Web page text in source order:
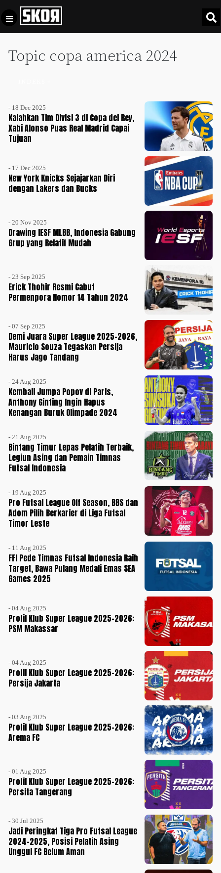
Topic copa america 2024
- 18 Dec 2025
Kalahkan Tim Divisi 3 di Copa del Rey,
Xabi Alonso Puas Real Madrid Capai
Tujuan
- 17 Dec 2025
New York Knicks Sejajarkan Diri
dengan Lakers dan Bucks
- 20 Nov 2025
Drawing IESF MLBB, Indonesia Gabung
Grup yang Relatif Mudah
- 23 Sep 2025
Erick Thohir Resmi Cabut
Permenpora Nomor 14 Tahun 2024
- 07 Sep 2025
Demi Juara Super League 2025-2026,
Mauricio Souza Tegaskan Persija
Harus Jago Tandang
- 24 Aug 2025
Kembali Jumpa Popov di Paris,
Anthony Ginting Ingin Hapus
Kenangan Buruk Olimpade 2024
- 21 Aug 2025
Bintang Timur Lepas Pelatih Terbaik,
Legiun Asing dan Pemain Timnas
Futsal Indonesia
- 19 Aug 2025
Pro Futsal League Off Season, BBS dan
Adom Pilih Berkarier di Liga Futsal
Timor Leste
- 11 Aug 2025
FFI Pede Timnas Futsal Indonesia Raih
Target, Bawa Pulang Medali Emas SEA
Games 2025
- 04 Aug 2025
Profil Klub Super League 2025-2026:
PSM Makassar
- 04 Aug 2025
Profil Klub Super League 2025-2026:
Persija Jakarta
- 03 Aug 2025
Profil Klub Super League 2025-2026:
Arema FC
- 01 Aug 2025
Profil Klub Super League 2025-2026:
Persita Tangerang
- 30 Jul 2025
Jadi Peringkat Tiga Pro Futsal League
2024-2025, Posisi Pelatih Asing
Unggul FC Belum Aman
Football +
Sports
Update
+
Indonesia
SKOR
Privacy
Media
Siber
Disclaimer
Tentang
Kami